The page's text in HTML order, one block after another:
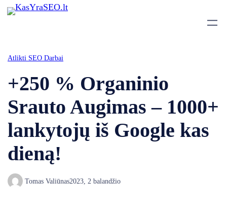
Atlikti SEO Darbai
+250 % Organinio
Srauto Augimas – 1000+
lankytojų iš Google kas
dieną!
Tomas Valiūnas2023, 2 balandžio